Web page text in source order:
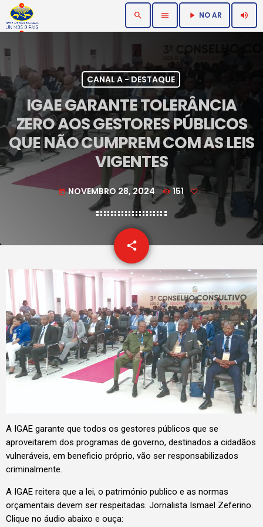
search menu play_arrow NO AR volume_up
CANAL A - DESTAQUE
IGAE GARANTE TOLERÂNCIA
ZERO AOS GESTORES PÚBLICOS
QUE NÃO CUMPREM COM AS LEIS
VIGENTES
today NOVEMBRO 28, 2024 151
share
email
A IGAE garante que todos os gestores públicos que se
aproveitarem dos programas de governo, destinados a cidadãos
vulneráveis, em beneficio próprio, vão ser responsabilizados
criminalmente.
A IGAE reitera que a lei, o património publico e as normas
orçamentais devem ser respeitadas. Jornalista Ismael Zeferino.
Clique no áudio abaixo e ouça: